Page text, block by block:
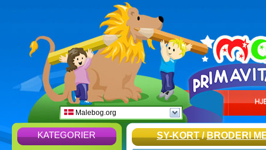
Malebog.org
KATEGORIER SY-KORT/BRODERI